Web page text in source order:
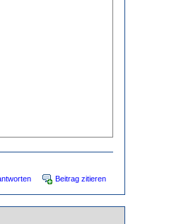
Beitrag zitieren